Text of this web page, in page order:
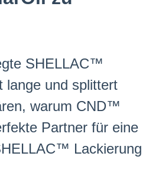
SHELLAC™
lange und splittert
warum CND™
Partner für eine
Lackierung